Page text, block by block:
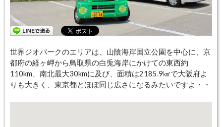
世界ジオパークのエリアは、山陰海岸国立公園を中心に、京
都府の経ヶ岬から鳥取県の白兎海岸にかけての東西約
110km、南北最大30kmに及び、面積は2185.9㎢で大阪府よ
りも大きく、東京都とほぼ同じ広さになるみたいですよ・・